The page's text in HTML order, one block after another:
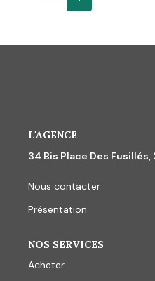
L'AGENCE
34 Bis Place Des Fusillés,
Nous contacter
Présentation
NOS SERVICES
Acheter